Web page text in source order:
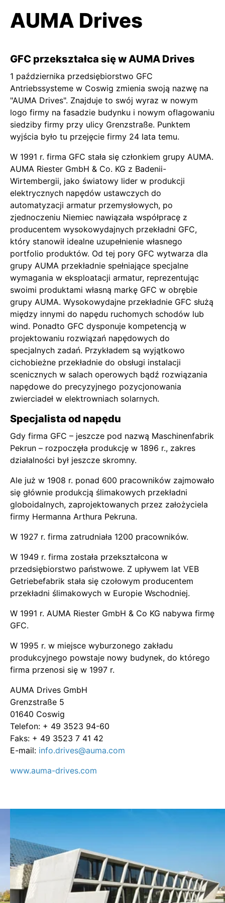
GFC przekształca się w AUMA Drives
1 października przedsiębiorstwo GFC
Antriebssysteme w Coswig zmienia swoją nazwę na
"AUMA Drives". Znajduje to swój wyraz w nowym
logo firmy na fasadzie budynku i nowym oflagowaniu
siedziby firmy przy ulicy Grenzstraße. Punktem
wyjścia było tu przejęcie firmy 24 lata temu.
W 1991 r. firma GFC stała się członkiem grupy AUMA.
AUMA Riester GmbH & Co. KG z Badenii-
Wirtembergii, jako światowy lider w produkcji
elektrycznych napędów ustawczych do
automatyzacji armatur przemysłowych, po
zjednoczeniu Niemiec nawiązała współpracę z
producentem wysokowydajnych przekładni GFC,
który stanowił idealne uzupełnienie własnego
portfolio produktów. Od tej pory GFC wytwarza dla
grupy AUMA przekładnie spełniające specjalne
wymagania w eksploatacji armatur, reprezentując
swoimi produktami własną markę GFC w obrębie
grupy AUMA. Wysokowydajne przekładnie GFC służą
między innymi do napędu ruchomych schodów lub
wind. Ponadto GFC dysponuje kompetencją w
projektowaniu rozwiązań napędowych do
specjalnych zadań. Przykładem są wyjątkowo
cichobieżne przekładnie do obsługi instalacji
scenicznych w salach operowych bądź rozwiązania
napędowe do precyzyjnego pozycjonowania
zwierciadeł w elektrowniach solarnych.
Specjalista od napędu
Gdy firma GFC – jeszcze pod nazwą Maschinenfabrik
Pekrun – rozpoczęła produkcję w 1896 r., zakres
działalności był jeszcze skromny.
Ale już w 1908 r. ponad 600 pracowników zajmowało
się głównie produkcją ślimakowych przekładni
globoidalnych, zaprojektowanych przez założyciela
firmy Hermanna Arthura Pekruna.
W 1927 r. firma zatrudniała 1200 pracowników.
W 1949 r. firma została przekształcona w
przedsiębiorstwo państwowe. Z upływem lat VEB
Getriebefabrik stała się czołowym producentem
przekładni ślimakowych w Europie Wschodniej.
W 1991 r. AUMA Riester GmbH & Co KG nabywa firmę
GFC.
W 1995 r. w miejsce wyburzonego zakładu
produkcyjnego powstaje nowy budynek, do którego
firma przenosi się w 1997 r.
AUMA Drives GmbH
Grenzstraße 5
01640 Coswig
Telefon: + 49 3523 94-60
Faks: + 49 3523 7 41 42
E-mail: info.drives@auma.com
www.auma-drives.com
AUMA Drives